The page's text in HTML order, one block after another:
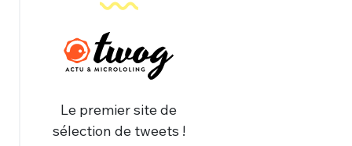
Le premier site de
sélection de tweets !